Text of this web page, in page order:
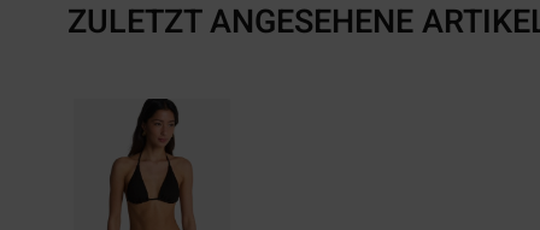
ZULETZT ANGESEHENE